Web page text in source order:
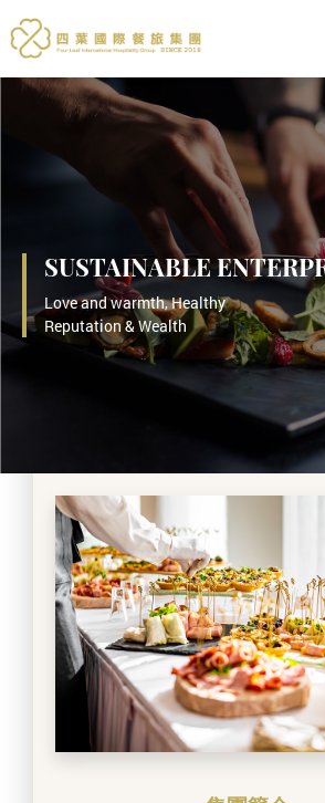
四葉國際餐旅集
SUSTAINABLE
Love and warmth, Healthy
Reputation & Wealth